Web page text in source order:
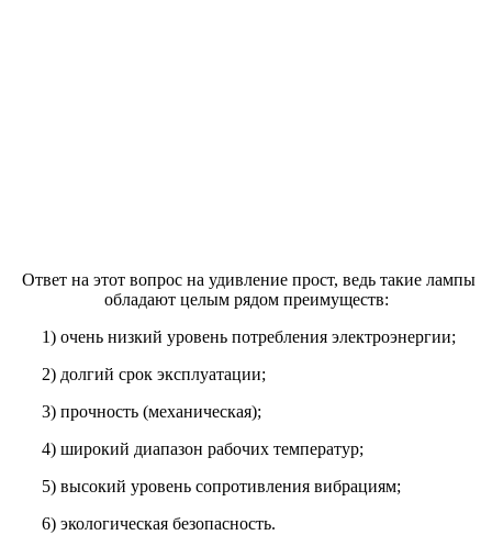
Ответ на этот вопрос на удивление прост, ведь такие лампы
обладают целым рядом преимуществ:
1) очень низкий уровень потребления электроэнергии;
2) долгий срок эксплуатации;
3) прочность (механическая);
4) широкий диапазон рабочих температур;
5) высокий уровень сопротивления вибрациям;
6) экологическая безопасность.